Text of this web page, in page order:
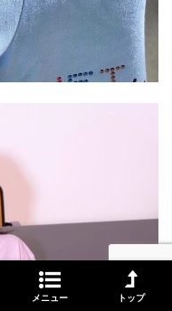
メニュー トップ